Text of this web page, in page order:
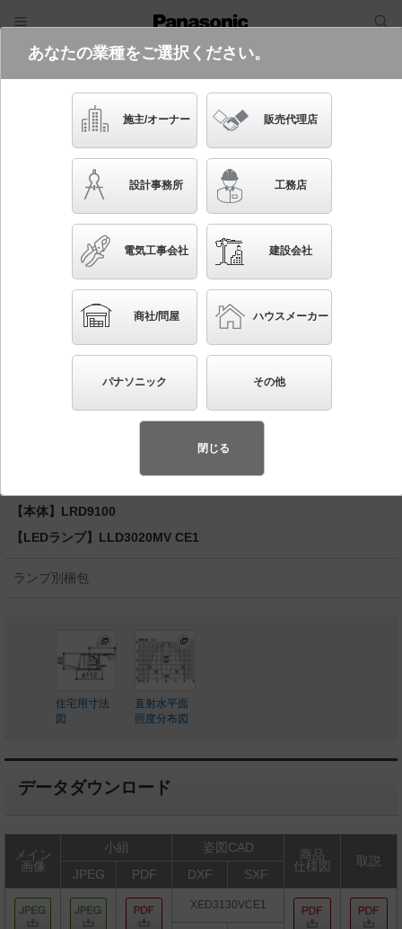
電気・建築設備（ビジネス）
フリーワード
品番・キーワード
かんたん照度計算
XED3130V CE1
起動方式違いの商品を見る
天井埋込型 LED（温白色） 軒下用ダウンライト・ポ
ーチライト 美ルック・浅型8H・高気密SB形・ビーム
角24度・集光タイプ LEDフラットランプ交換型・防湿
型・防雨型／埋込穴φ100 パネル付型 110Vダイクー
【本体】LRD9100
【LEDランプ】LLD3020MV CE1
ランプ別梱包
住宅用寸法
図
直射水平面
照度分布図
データダウンロード
メイン
画像
小組 姿図CAD
商品
仕様図
取説
JPEG
PDF DXF SXF
XED3130VCE1
あなたの業種をご選択ください。
施主/オーナー 販売代理店
設計事務所 工務店
電気工事会社 建設会社
商社/問屋 ハウスメーカー
パナソニック その他
閉じる